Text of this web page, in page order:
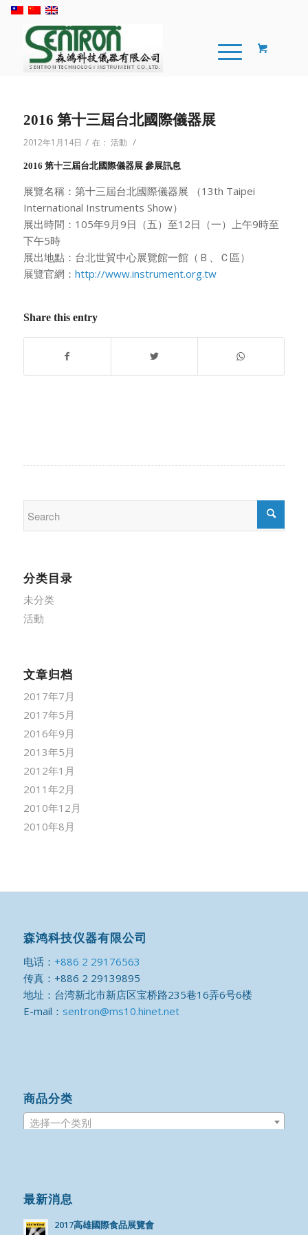
2016 第十三屆台北國際儀器展
2012年1月14日 / 在： 活動 /
2016 第十三屆台北國際儀器展 參展訊息
展覽名稱：第十三屆台北國際儀器展 （13th Taipei
International Instruments Show）
展出時間：105年9月9日（五）至12日（一）上午9時至
下午5時
展出地點：台北世貿中心展覽館一館（Ｂ、Ｃ區）
展覽官網： http://www.instrument.org.tw
Share this entry
分类目录
未分类
活動
文章归档
2017年7月
2017年5月
2016年9月
2013年5月
2012年1月
2011年2月
2010年12月
2010年8月
森鸿科技仪器有限公司
电话： +886 2 29176563
传真：+886 2 29139895
地址：台湾新北市新店区宝桥路235巷16弄6号6楼
E-mail： sentron@ms10.hinet.net
商品分类
选择一个类别
最新消息
2017高雄國際食品展覽會